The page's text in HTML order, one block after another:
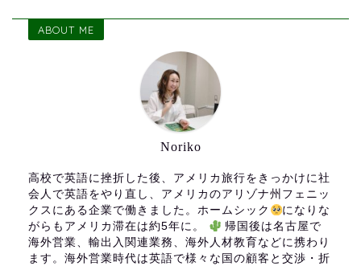
ABOUT ME
Noriko
高校で英語に挫折した後、アメリカ旅行をきっかけに社
会人で英語をやり直し、アメリカのアリゾナ州フェニッ
クスにある企業で働きました。ホームシック
になりな
がらもアメリカ滞在は約5年に。
帰国後は名古屋で
海外営業、輸出入関連業務、海外人材教育などに携わり
ます。海外営業時代は英語で様々な国の顧客と交渉・折